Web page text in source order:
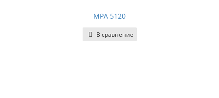
MPA 5120
В сравнение